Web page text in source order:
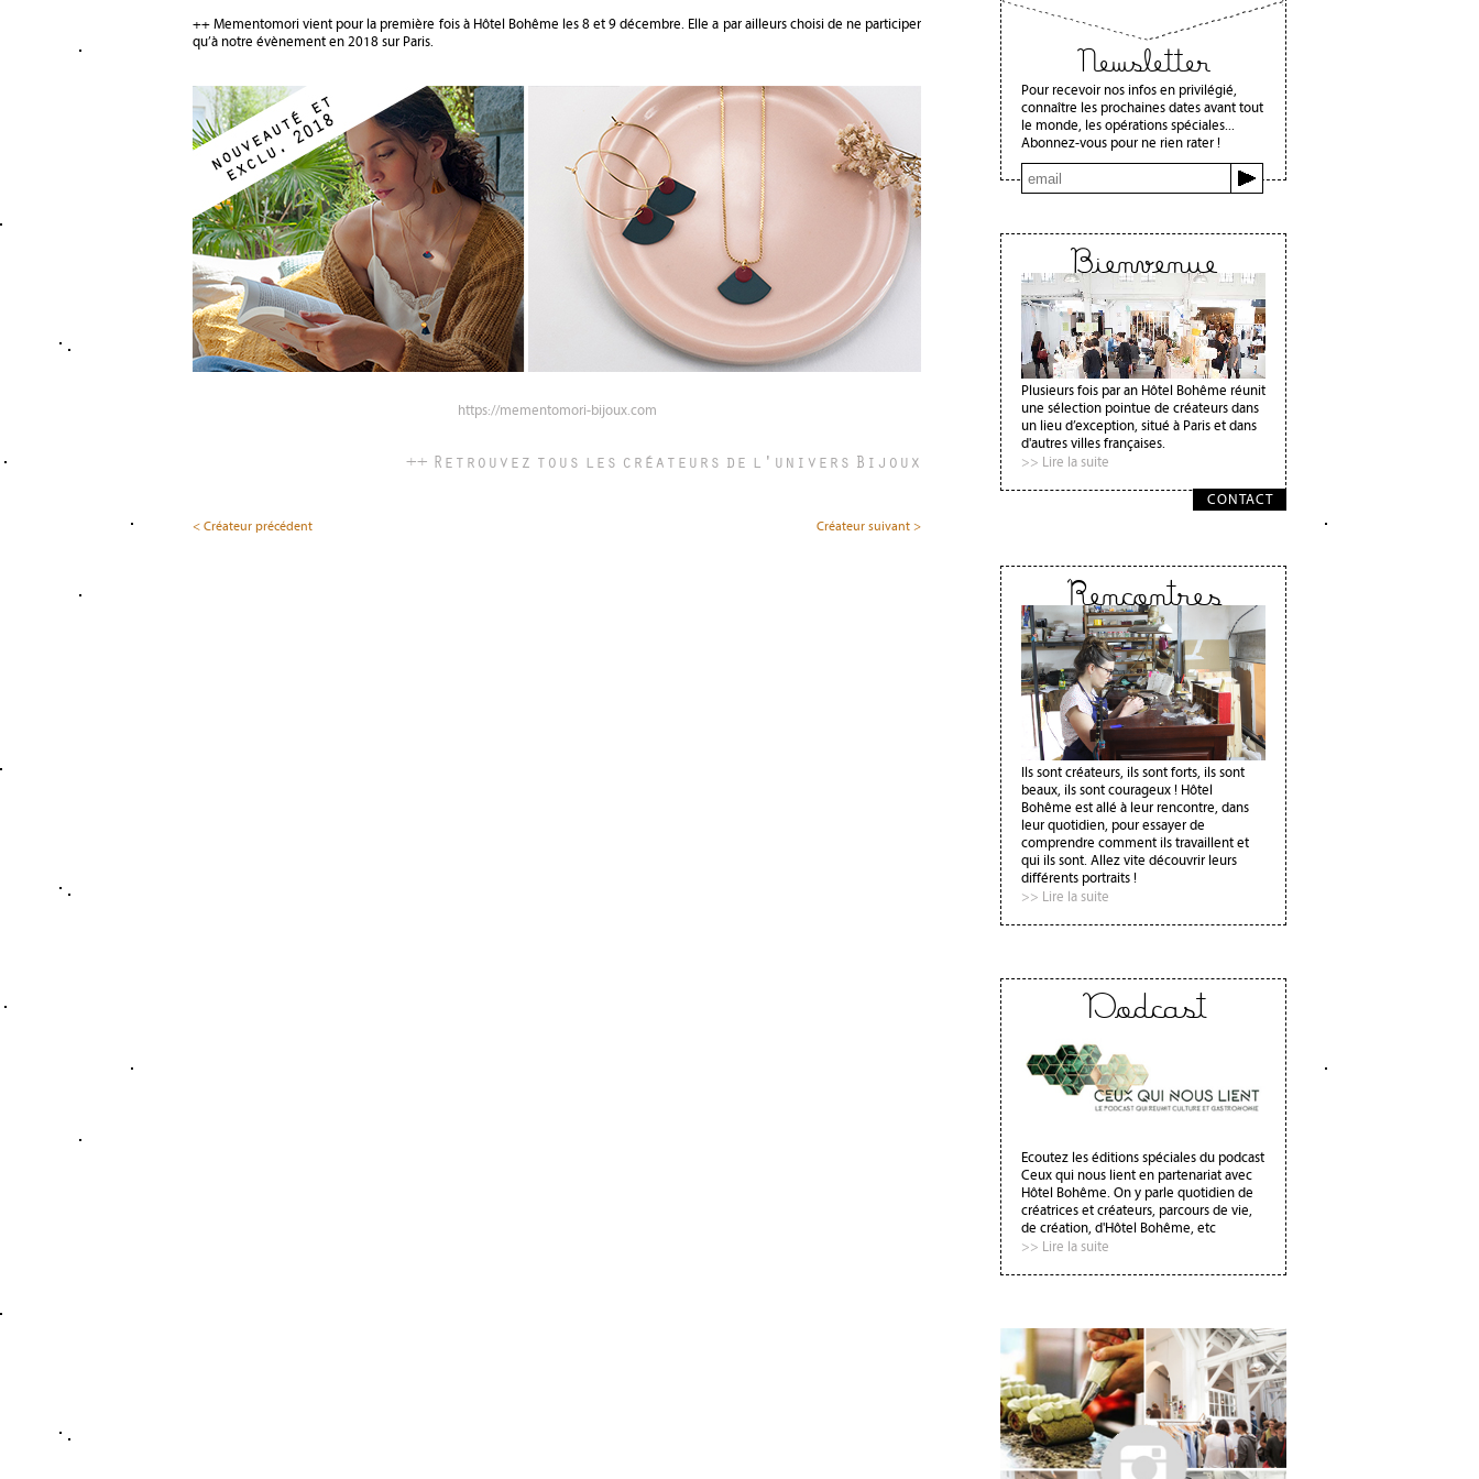
++ Mementomori vient pour la première fois à Hôtel Bohême les 8 et 9 décembre. Elle a par ailleurs choisi de ne participer
qu’à notre évènement en 2018 sur Paris.
https://mementomori-bijoux.com
++ Retrouvez tous les créateurs de l'univers Bijoux
< Créateur précédent Créateur suivant >
Newsletter
Pour recevoir nos infos en privilégié,
connaître les prochaines dates avant tout
le monde, les opérations spéciales...
Abonnez-vous pour ne rien rater !
Bienvenue
Plusieurs fois par an Hôtel Bohême réunit
une sélection pointue de créateurs dans
un lieu d’exception, situé à Paris et dans
d'autres villes françaises.
>> Lire la suite
CONTACT
Rencontres
Ils sont créateurs, ils sont forts, ils sont
beaux, ils sont courageux ! Hôtel
Bohême est allé à leur rencontre, dans
leur quotidien, pour essayer de
comprendre comment ils travaillent et
qui ils sont. Allez vite découvrir leurs
différents portraits !
>> Lire la suite
Podcast
Ecoutez les éditions spéciales du podcast
Ceux qui nous lient en partenariat avec
Hôtel Bohême. On y parle quotidien de
créatrices et créateurs, parcours de vie,
de création, d'Hôtel Bohême, etc
>> Lire la suite